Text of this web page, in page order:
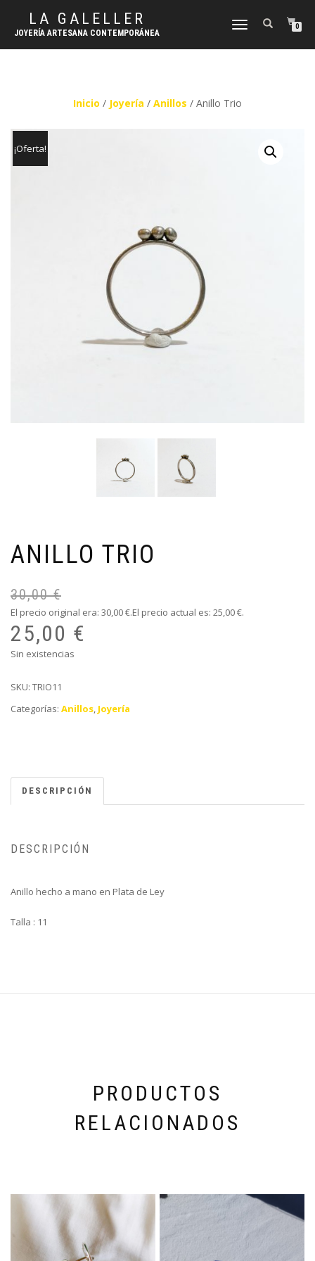
LA GALELLER
JOYERÍA ARTESANA CONTEMPORÁNEA
CAMBIAR
0
Inicio / Joyería / Anillos / Anillo Trio
¡Oferta!
ANILLO TRIO
30,00€
El precio original era: 30,00 €.
25,00 €
El precio actual es: 25,00 €.
Sin existencias
SKU: TRIO11
Categorías: Anillos, Joyería
DESCRIPCIÓN
DESCRIPCIÓN
Anillo hecho a mano en Plata de Ley
Talla : 11
PRODUCTOS
RELACIONADOS